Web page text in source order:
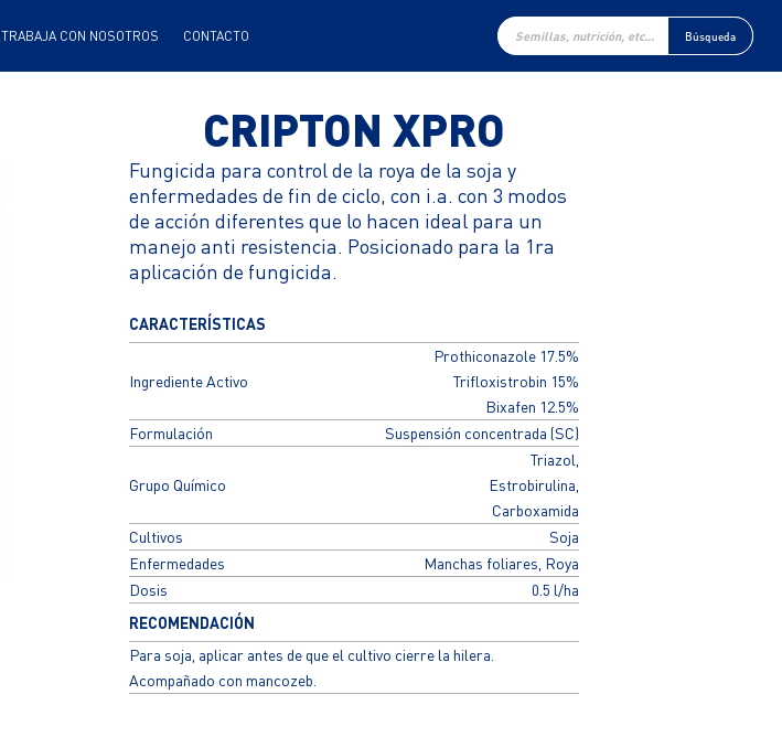
TRABAJA CON NOSOTROS CONTACTO
Búsqueda
de
productos
Búsqueda
CRIPTON XPRO
Fungicida para control de la roya de la soja y
enfermedades de fin de ciclo, con i.a. con 3 modos
de acción diferentes que lo hacen ideal para un
manejo anti resistencia. Posicionado para la 1ra
aplicación de fungicida.
CARACTERÍSTICAS
Ingrediente Activo
Prothiconazole 17.5%
Trifloxistrobin 15%
Bixafen 12.5%
Formulación
Suspensión concentrada (SC)
Grupo Químico
Triazol,
Estrobirulina,
Carboxamida
Cultivos
Soja
Enfermedades
Manchas foliares, Roya
Dosis
0.5 l/ha
RECOMENDACIÓN
Para soja, aplicar antes de que el cultivo cierre la hilera.
Acompañado con mancozeb.